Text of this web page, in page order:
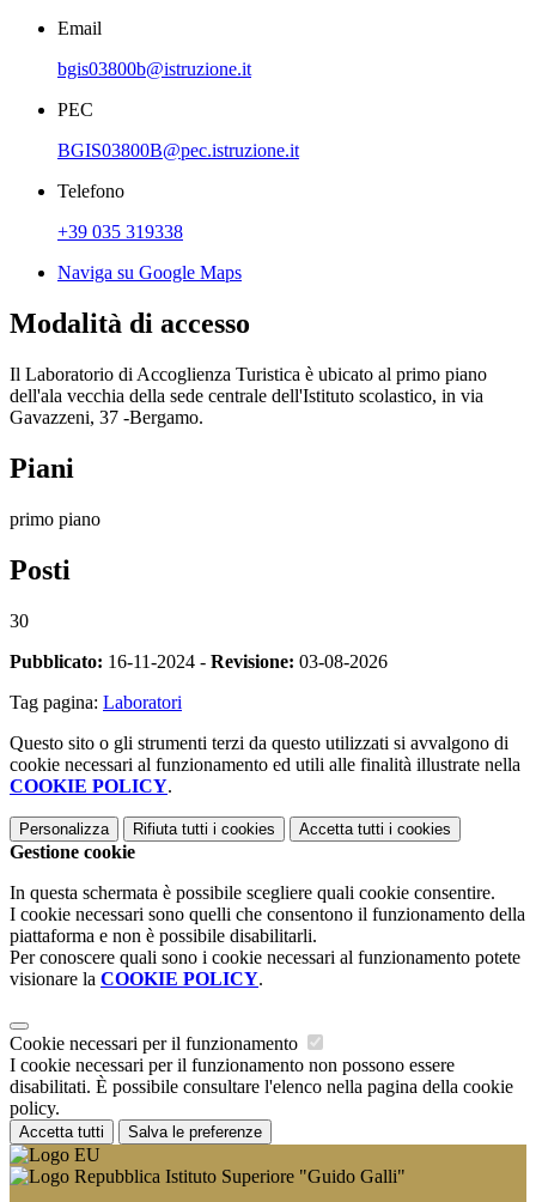
Email
bgis03800b@istruzione.it
PEC
BGIS03800B@pec.istruzione.it
Telefono
+39 035 319338
Naviga su Google Maps
Modalità di accesso
Il Laboratorio di Accoglienza Turistica è ubicato al primo piano
dell'ala vecchia della sede centrale dell'Istituto scolastico, in via
Gavazzeni, 37 -Bergamo.
Piani
primo piano
Posti
30
Pubblicato: 16-11-2024 - Revisione: 03-08-2026
Tag pagina: Laboratori
Questo sito o gli strumenti terzi da questo utilizzati si avvalgono di
cookie necessari al funzionamento ed utili alle finalità illustrate nella
COOKIE POLICY.
Personalizza Rifiuta tutti i cookies Accetta tutti i cookies
Gestione cookie
In questa schermata è possibile scegliere quali cookie consentire.
I cookie necessari sono quelli che consentono il funzionamento della
piattaforma e non è possibile disabilitarli.
Per conoscere quali sono i cookie necessari al funzionamento potete
visionare la COOKIE POLICY.
Cookie necessari per il funzionamento
I cookie necessari per il funzionamento non possono essere
disabilitati. È possibile consultare l'elenco nella pagina della cookie
policy.
Accetta tutti Salva le preferenze
Istituto Superiore "Guido Galli"